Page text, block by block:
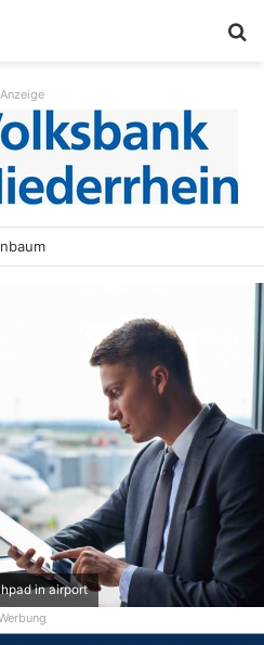
Anzeige
in airport